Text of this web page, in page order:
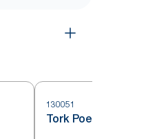
130051
Tork Poetspapier Plus